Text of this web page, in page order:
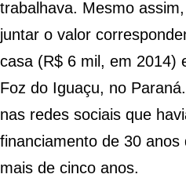
trabalhava. Mesmo
juntar o valor
casa (R$ 6 mil, em 2014)
Foz do Iguaçu, no
nas redes sociais que
financiamento de 30
mais de cinco anos.